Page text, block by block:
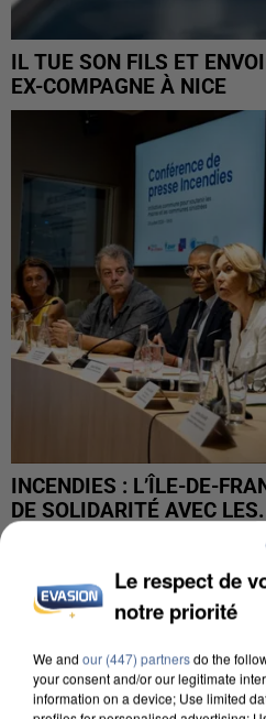
IL TUE SON FILS ET
EX-COMPAGNE À NICE
INCENDIES : L’ÎLE-DE-
DE SOLIDARITÉ AVEC
Le respect de
notre priorité
We and our (447) partnersdo the
your consent and/or our legitimate
information on a device; Use limited